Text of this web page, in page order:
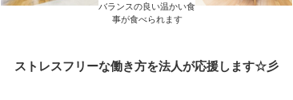
バランスの良 い温かい食
事が食べられます
ストレスフリーな働き方を法人が応援します☆彡